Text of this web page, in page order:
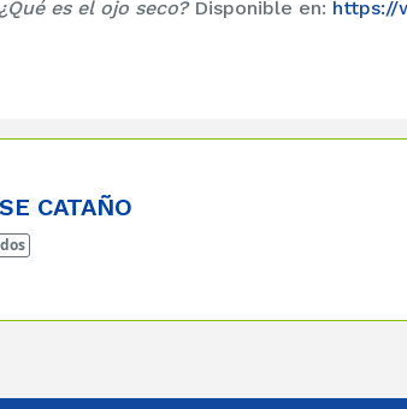
¿Qué es el ojo seco? Disponible en: https://
CATAÑO